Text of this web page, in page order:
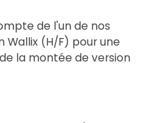
de l'un de nos
(H/F) pour une
la montée de version